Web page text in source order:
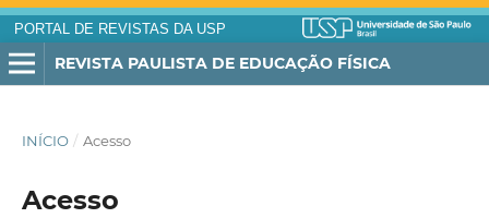
PORTAL DE REVISTAS DA USP
REVISTA PAULISTA DE EDUCAÇÃO FÍSICA
INÍCIO / Acesso
Acesso